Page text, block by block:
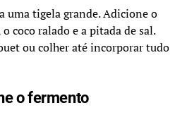
uma tigela grande. Adicione o
coco ralado e a pitada de sal.
ou colher até incorporar tudo
o fermento